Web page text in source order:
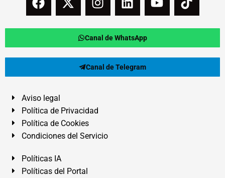
Canal de WhatsApp
Canal de Telegram
Aviso legal
Política de Privacidad
Política de Cookies
Condiciones del Servicio
Políticas IA
Políticas del Portal